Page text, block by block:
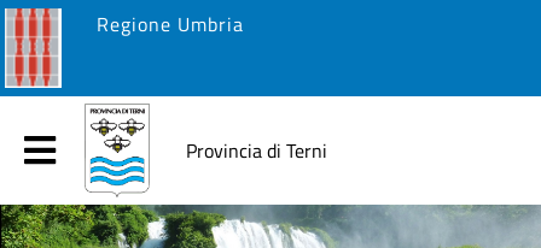
Regione Umbria
Provincia di Terni